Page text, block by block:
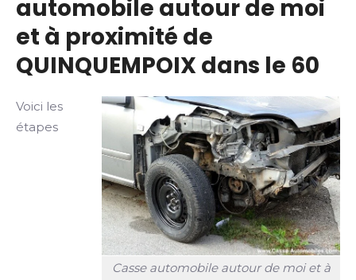
automobile autour de moi
et à proximité de
QUINQUEMPOIX dans le 60
Casse automobile autour de moi et à
Voici les
étapes